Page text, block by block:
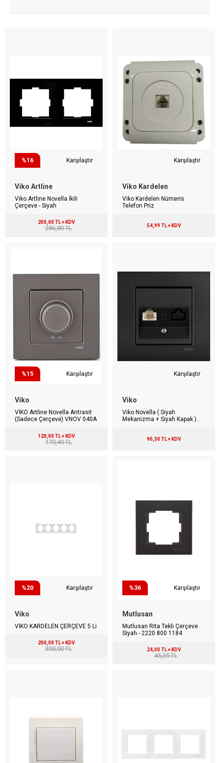
%16 Karşılaştır
Viko Artline
Viko Artline Novella İkili
Çerçeve - Siyah
200,00 TL + KDV
286,80 TL
Karşılaştır
Viko Kardelen
Viko Kardelen Nümeris
Telefon Priz
54,99 TL + KDV
%15 Karşılaştır
Viko
VİKO Artline Novella Antrasit
(Sadece Çerçeve) VNOV 040A
120,00 TL + KDV
170,40 TL
Karşılaştır
Viko
Viko Novella ( Siyah
Mekanizma + Siyah Kapak )
90,30 TL + KDV
%20 Karşılaştır
Viko
VİKO KARDELEN ÇERÇEVE 5 Li
200,00 TL + KDV
300,00 TL
%36 Karşılaştır
Mutlusan
Mutlusan Rita Tekli Çerçeve
Siyah - 2220 800 1184
24,00 TL + KDV
45,35 TL